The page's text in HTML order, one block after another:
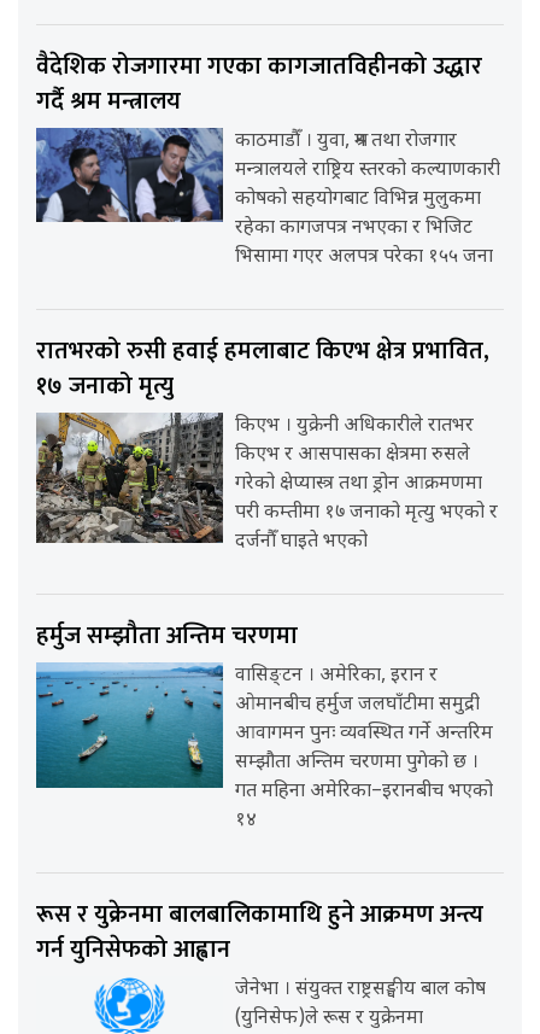
वैदेशिक रोजगारमा गएका कागजातविहीनको उद्धार
गर्दै श्रम मन्त्रालय
काठमाडौँ । युवा, श्रम तथा रोजगार
मन्त्रालयले राष्ट्रिय स्तरको कल्याणकारी
कोषको सहयोगबाट विभिन्न मुलुकमा
रहेका कागजपत्र नभएका र भिजिट
भिसामा गएर अलपत्र परेका १५५ जना
रातभरको रुसी हवाई हमलाबाट किएभ क्षेत्र प्रभावित,
१७ जनाको मृत्यु
किएभ । युक्रेनी अधिकारीले रातभर
किएभ र आसपासका क्षेत्रमा रुसले
गरेको क्षेप्यास्त्र तथा ड्रोन आक्रमणमा
परी कम्तीमा १७ जनाको मृत्यु भएको र
दर्जनौँ घाइते भएको
हर्मुज सम्झौता अन्तिम चरणमा
वासिङ्टन । अमेरिका, इरान र
ओमानबीच हर्मुज जलघाँटीमा समुद्री
आवागमन पुनः व्यवस्थित गर्ने अन्तरिम
सम्झौता अन्तिम चरणमा पुगेको छ ।
गत महिना अमेरिका–इरानबीच भएको
१४
रूस र युक्रेनमा बालबालिकामाथि हुने आक्रमण अन्त्य
गर्न युनिसेफको आह्वान
जेनेभा । संयुक्त राष्ट्रसङ्घीय बाल कोष
(युनिसेफ)ले रूस र युक्रेनमा